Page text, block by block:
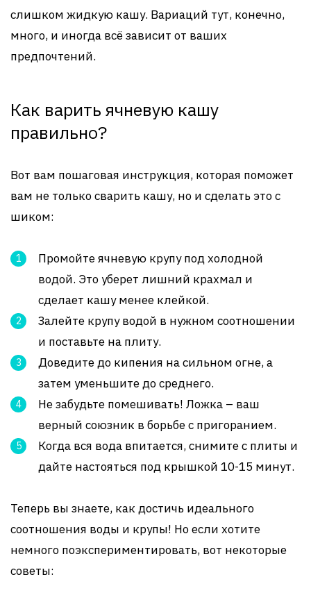
слишком жидкую кашу. Вариаций тут, конечно,
много, и иногда всё зависит от ваших
предпочтений.
Как варить ячневую кашу
правильно?
Вот вам пошаговая инструкция, которая поможет
вам не только сварить кашу, но и сделать это с
шиком:
Промойте ячневую крупу под холодной
водой. Это уберет лишний крахмал и
сделает кашу менее клейкой.
Залейте крупу водой в нужном соотношении
и поставьте на плиту.
Доведите до кипения на сильном огне, а
затем уменьшите до среднего.
Не забудьте помешивать! Ложка – ваш
верный союзник в борьбе с пригоранием.
Когда вся вода впитается, снимите с плиты и
дайте настояться под крышкой 10-15 минут.
Теперь вы знаете, как достичь идеального
соотношения воды и крупы! Но если хотите
немного поэкспериментировать, вот некоторые
советы: